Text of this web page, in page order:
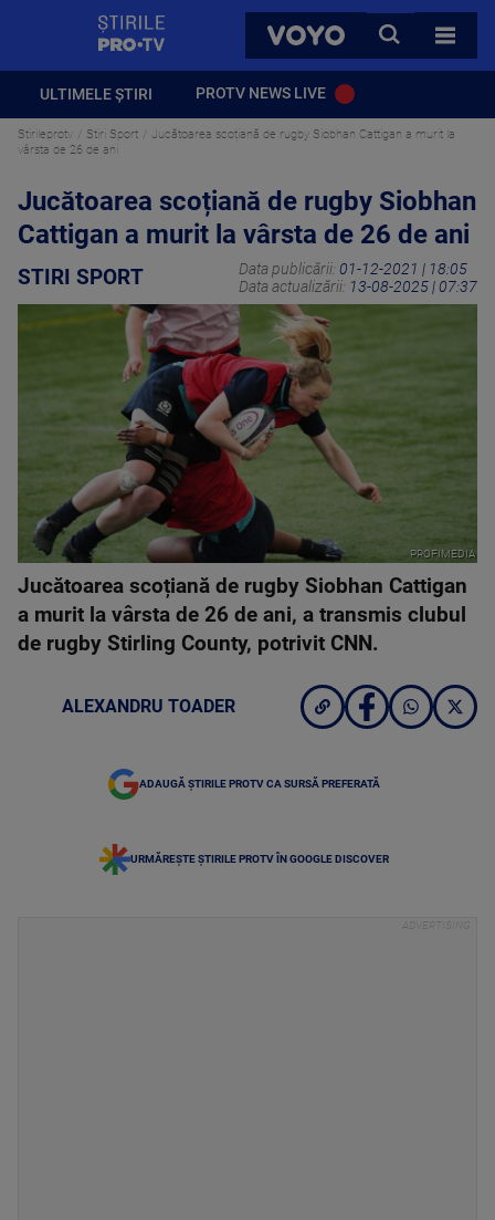
VOYO
CAUTA
TOATE
ULTIMELE ȘTIRI PROTV NEWS LIVE
Stirileprotv Stiri Sport
Jucătoarea scoțiană de rugby Siobhan Cattigan a murit la
vârsta de 26 de ani
Jucătoarea scoțiană de rugby Siobhan
Cattigan a murit la vârsta de 26 de ani
STIRI SPORT Data publicării: 01-12-2021 | 18:05
Data actualizării: 13-08-2025 | 07:37
PROFIMEDIA
Jucătoarea scoțiană de rugby Siobhan Cattigan
a murit la vârsta de 26 de ani, a transmis clubul
de rugby Stirling County, potrivit CNN.
ALEXANDRU TOADER
ADAUGĂ ȘTIRILE PROTV CA SURSĂ PREFERATĂ
URMĂREȘTE ȘTIRILE PROTV ÎN GOOGLE DISCOVER